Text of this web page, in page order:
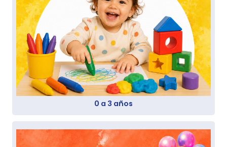
0 a 3 años